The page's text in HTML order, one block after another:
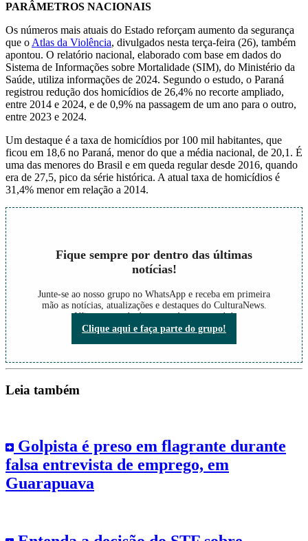
PARÂMETROS NACIONAIS
Os números mais atuais do Estado reforçam aumento da segurança
que o Atlas da Violência, divulgados nesta terça-feira (26), também
apontou. O relatório nacional, elaborado com base em dados do
Sistema de Informações sobre Mortalidade (SIM), do Ministério da
Saúde, utiliza informações de 2024. Segundo o estudo, o Paraná
registrou redução dos homicídios de 26,4% no recorte ampliado,
entre 2014 e 2024, e de 0,9% na passagem de um ano para o outro,
entre 2023 e 2024.
Um destaque é a taxa de homicídios por 100 mil habitantes, que
ficou em 18,6 no Paraná, menor do que a média nacional, de 20,1. É
uma das menores do Brasil e em queda regular desde 2016, quando
era de 27,5, pico da série histórica. A atual taxa de homicídios é
31,4% menor em relação a 2014.
Fique sempre por dentro das últimas
notícias!
Junte-se ao nosso grupo no WhatsApp e receba em primeira
mão as notícias, atualizações e destaques do CulturaNews.
Não perca nada do que está acontecendo!
Clique aqui e faça parte do grupo!
Leia também
Golpista é preso em flagrante durante
falsa entrevista de emprego, em
Guarapuava